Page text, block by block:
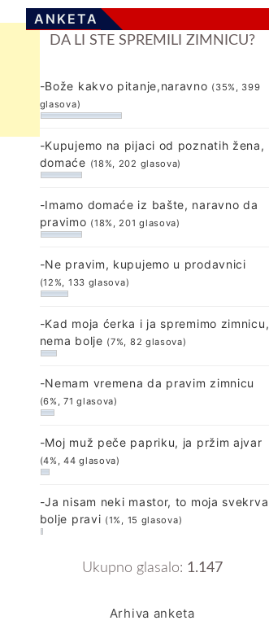
ANKETA
DA LI STE SPREMILI ZIMNICU?
-Bože kakvo pitanje,naravno (35%, 399
glasova)
-Kupujemo na pijaci od poznatih žena,
domaće (18%, 202 glasova)
-Imamo domaće iz bašte, naravno da
pravimo (18%, 201 glasova)
-Ne pravim, kupujemo u prodavnici
(12%, 133 glasova)
-Kad moja ćerka i ja spremimo zimnicu,
nema bolje (7%, 82 glasova)
-Nemam vremena da pravim zimnicu
(6%, 71 glasova)
-Moj muž peče papriku, ja pržim ajvar
(4%, 44 glasova)
-Ja nisam neki mastor, to moja svekrva
bolje pravi (1%, 15 glasova)
Ukupno glasalo: 1.147
Arhiva anketa